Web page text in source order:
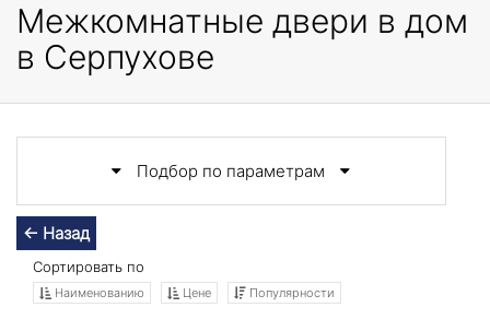
Межкомнатные двери в дом
в Серпухове
Подбор по параметрам
← Назад
Сортировать по
Наименованию Цене Популярности